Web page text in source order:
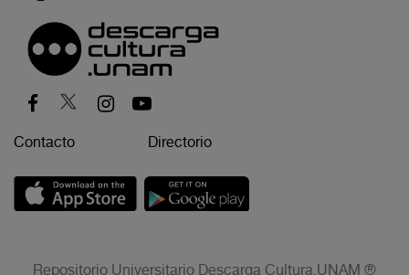
Contacto Directorio
Repositorio Universitario Descarga Cultura.UNAM ®